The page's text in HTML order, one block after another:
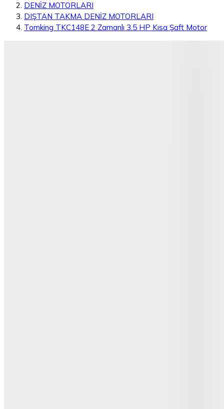
DENİZ MOTORLARI
DIŞTAN TAKMA DENİZ MOTORLARI
Tomking TKC148E 2 Zamanlı 3.5 HP Kısa Şaft Motor